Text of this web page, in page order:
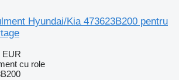
Hyundai/Kia 473623B200 pentru
EUR
cu role